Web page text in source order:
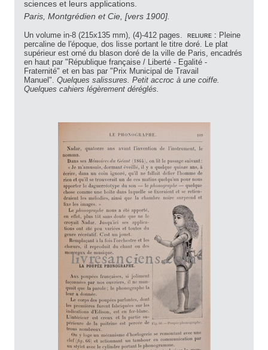
sciences et leurs applications.
Paris, Montgrédien et Cie, [vers 1900].
Un volume in-8 (215x135 mm), (4)-412 pages. reliure : Pleine
percaline de l'époque, dos lisse portant le titre doré. Le plat
supérieur est orné du blason doré de la ville de Paris, encadrés
en haut par "République française / Liberté - Egalité -
Fraternité" et en bas par "Prix Municipal de Travail
Manuel". Quelques salissures. Petit accroc à une coiffe.
Quelques cahiers légèrement déréglés.